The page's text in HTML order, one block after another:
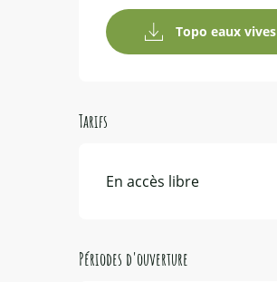
Topo eaux vives
Tarifs
En accès libre
Périodes d'ouverture